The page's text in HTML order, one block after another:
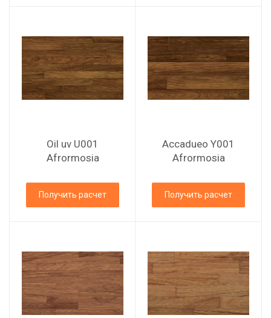
Oil uv U001
Afrormosia
Получить расчет
Accadueo Y001
Afrormosia
Получить расчет